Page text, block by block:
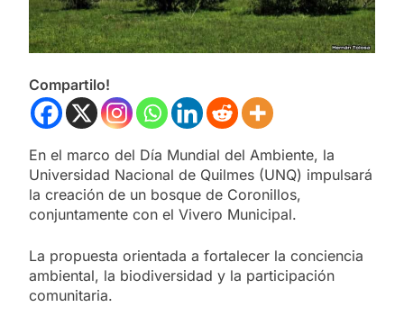
Compartilo!
En el marco del Día Mundial del Ambiente, la
Universidad Nacional de Quilmes (UNQ) impulsará
la creación de un bosque de Coronillos,
conjuntamente con el Vivero Municipal.
La propuesta orientada a fortalecer la conciencia
ambiental, la biodiversidad y la participación
comunitaria.